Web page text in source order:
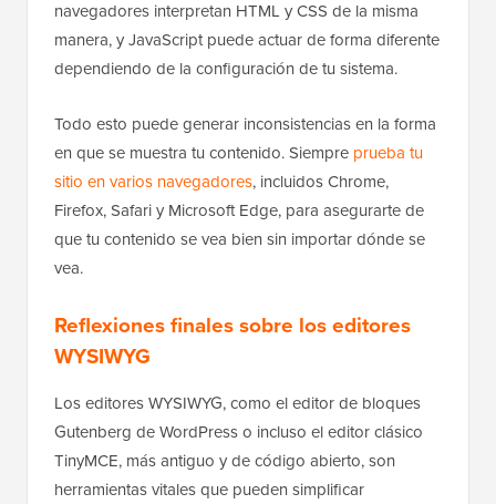
navegadores interpretan HTML y CSS de la misma
manera, y JavaScript puede actuar de forma diferente
dependiendo de la configuración de tu sistema.
Todo esto puede generar inconsistencias en la forma
en que se muestra tu contenido. Siempre prueba tu
sitio en varios navegadores, incluidos Chrome,
Firefox, Safari y Microsoft Edge, para asegurarte de
que tu contenido se vea bien sin importar dónde se
vea.
Reflexiones finales sobre los editores
WYSIWYG
Los editores WYSIWYG, como el editor de bloques
Gutenberg de WordPress o incluso el editor clásico
TinyMCE, más antiguo y de código abierto, son
herramientas vitales que pueden simplificar